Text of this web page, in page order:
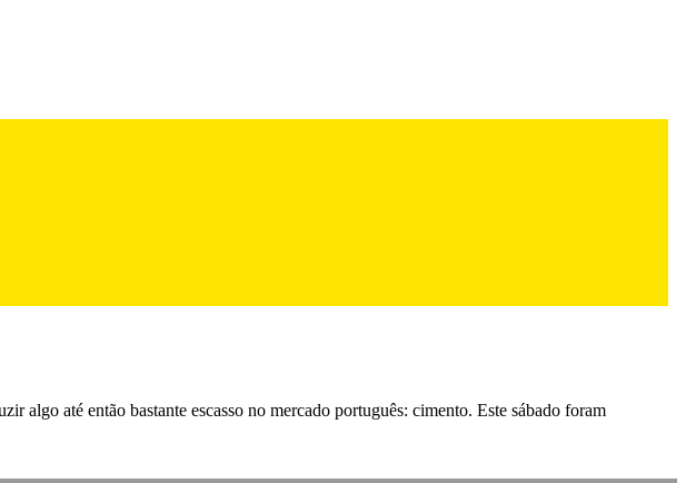
algo até então bastante escasso no mercado português: cimento. Este sábado foram